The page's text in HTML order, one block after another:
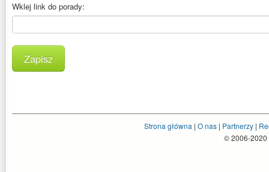
Wklej link do porady:
Zapisz
Strona główna | O nas| Partnerzy|
© 2006-2020